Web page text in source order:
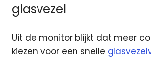
glasvezel
Uit de monitor blijkt dat meer
kiezen voor een snelle